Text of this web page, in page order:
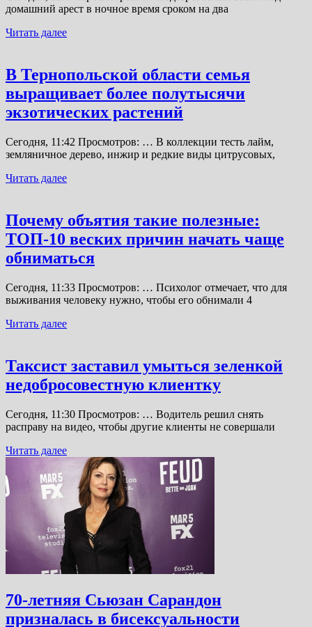
домашний арест в ночное время сроком на два
Читать далее
В Тернопольской области семья
выращивает более полутысячи
экзотических растений
Сегодня, 11:42 Просмотров: … В коллекции тесть лайм,
земляничное дерево, инжир и редкие виды цитрусовых,
Читать далее
Почему объятия такие полезные:
ТОП-10 веских причин начать чаще
обниматься
Сегодня, 11:33 Просмотров: … Психолог отмечает, что для
выживания человеку нужно, чтобы его обнимали 4
Читать далее
Таксист заставил умыться зеленкой
недобросовестную клиентку
Сегодня, 11:30 Просмотров: … Водитель решил снять
расправу на видео, чтобы другие клиенты не совершали
Читать далее
70-летняя Сьюзан Сарандон
призналась в бисексуальности